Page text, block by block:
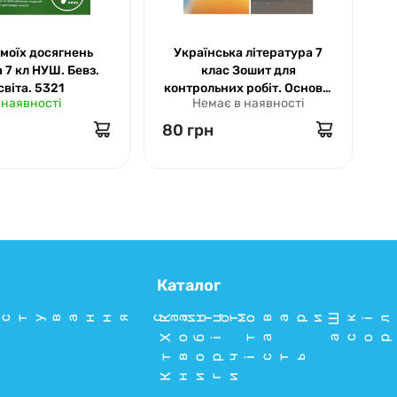
досягнень
7 кл НУШ. Бевз.
5321
Українська література 7
клас Зошит для
контрольних робіт. Основа.
Грамота 7945
Немає в наявності
80 грн
сайтом
Каталог
Канцтовари
Хобі та
творчість
Книги